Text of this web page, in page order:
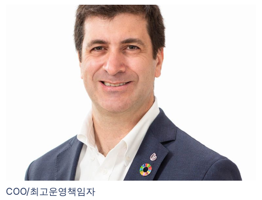
COO/최고운영책임자